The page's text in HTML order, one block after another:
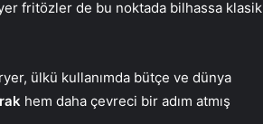
fritözler de bu noktada bilhassa klasik
ülkü kullanımda bütçe ve dünya
hem daha çevreci bir adım atmış